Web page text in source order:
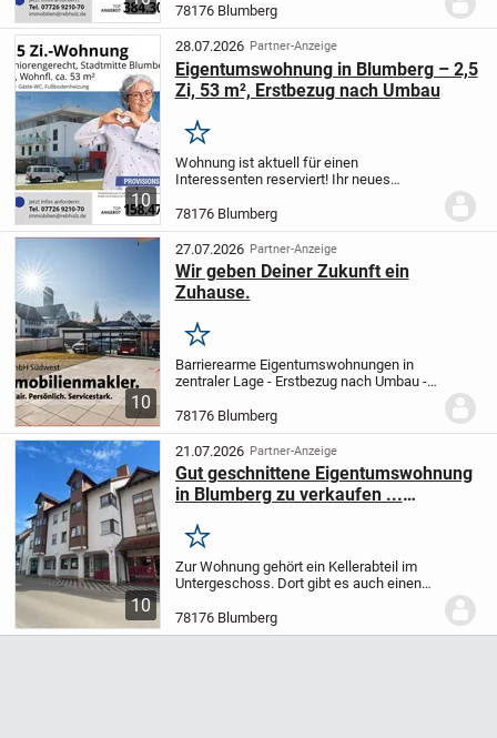
Gartenanteil von 198 m² auf Sie wartet.
Diese 3,5-Zimmer-Wohnung vereint den
Komfort einer...
78176 Blumberg
10
28.07.2026 Partner-Anzeige
Eigentumswohnung in Blumberg – 2,5
Zi, 53 m², Erstbezug nach Umbau
Merken
Wohnung ist aktuell für einen
Interessenten reserviert! Ihr neues
wartet auf Sie! Diese ansprechende 2,5-
Zimmer-Wohnung kombiniert modernen
Komfort mit einem...
78176 Blumberg
10
27.07.2026 Partner-Anzeige
Wir geben Deiner Zukunft ein
Zuhause.
Merken
Barrierearme Eigentumswohnungen in
zentraler Lage - Erstbezug nach Umbau -
KapitalanlegerDiese modernen
Eigentumswohnungen im Erdgeschoss
eines im Jahr 2020 errichteten...
78176 Blumberg
10
21.07.2026 Partner-Anzeige
Gut geschnittene Eigentumswohnung
in Blumberg zu verkaufen ...
Merken
Zur Wohnung gehört ein Kellerabteil im
Untergeschoss. Dort gibt es auch einen
Stellplätze sind auf dem Grundstück nicht
vorhanden, aber im Umfeld der
78176 Blumberg